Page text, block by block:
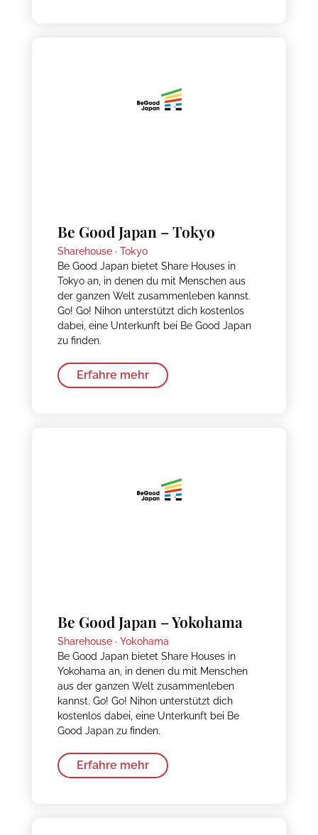
Be Good Japan – Tokyo
Sharehouse · Tokyo
Be Good Japan bietet Share Houses in
Tokyo an, in denen du mit Menschen aus
der ganzen Welt zusammenleben kannst.
Go! Go! Nihon unterstützt dich kostenlos
dabei, eine Unterkunft bei Be Good Japan
zu finden.
Erfahre mehr
Be Good Japan – Yokohama
Sharehouse · Yokohama
Be Good Japan bietet Share Houses in
Yokohama an, in denen du mit Menschen
aus der ganzen Welt zusammenleben
kannst. Go! Go! Nihon unterstützt dich
kostenlos dabei, eine Unterkunft bei Be
Good Japan zu finden.
Erfahre mehr